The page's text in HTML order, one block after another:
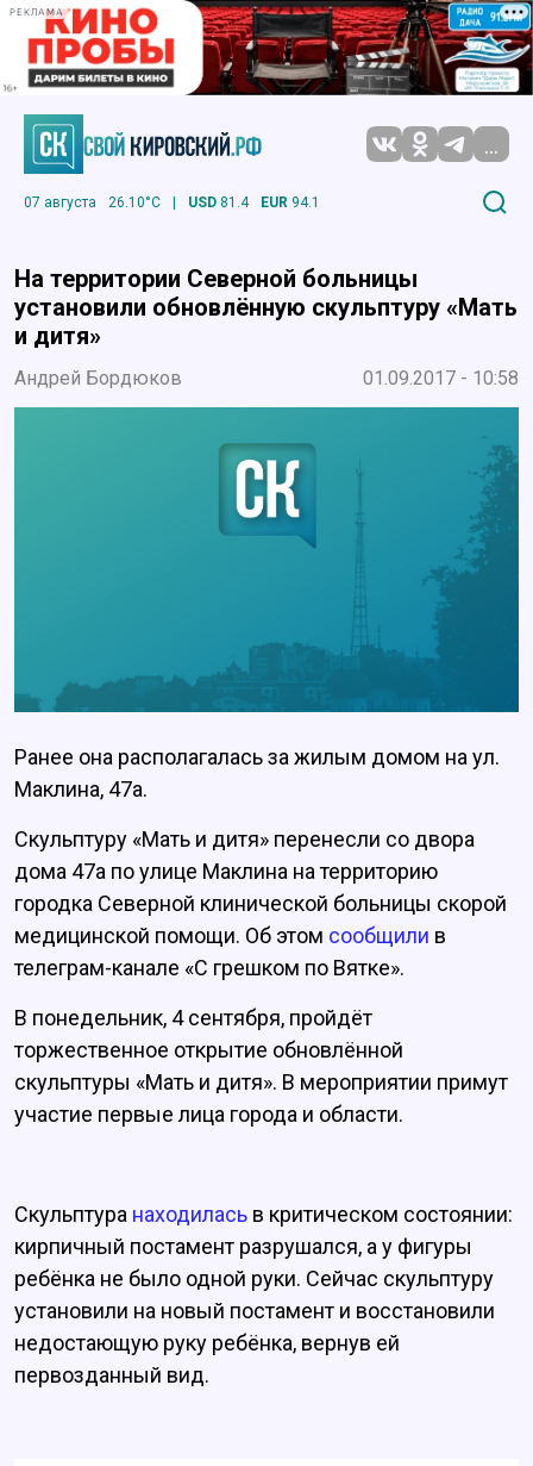
РЕКЛАМА
...
07 августа 26.10°C | USD 81.4 EUR 94.1
На территории Северной больницы
установили обновлённую скульптуру «Мать
и дитя»
Андрей Бордюков 01.09.2017 - 10:58
Ранее она располагалась за жилым домом на ул.
Маклина, 47а.
Скульптуру «Мать и дитя» перенесли со двора
дома 47а по улице Маклина на территорию
городка Северной клинической больницы скорой
медицинской помощи. Об этом сообщили в
телеграм-канале «С грешком по Вятке».
В понедельник, 4 сентября, пройдёт
торжественное открытие обновлённой
скульптуры «Мать и дитя». В мероприятии примут
участие первые лица города и области.
Скульптура находилась в критическом состоянии:
кирпичный постамент разрушался, а у фигуры
ребёнка не было одной руки. Сейчас скульптуру
установили на новый постамент и восстановили
недостающую руку ребёнка, вернув ей
первозданный вид.